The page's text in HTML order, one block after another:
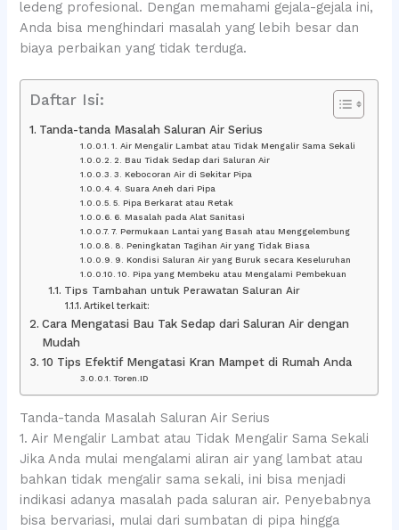
ledeng profesional. Dengan memahami gejala-gejala ini,
Anda bisa menghindari masalah yang lebih besar dan
biaya perbaikan yang tidak terduga.
Daftar Isi:
Tanda-tanda Masalah Saluran Air Serius
1. Air Mengalir Lambat atau Tidak Mengalir Sama Sekali
2. Bau Tidak Sedap dari Saluran Air
3. Kebocoran Air di Sekitar Pipa
4. Suara Aneh dari Pipa
5. Pipa Berkarat atau Retak
6. Masalah pada Alat Sanitasi
7. Permukaan Lantai yang Basah atau Menggelembung
8. Peningkatan Tagihan Air yang Tidak Biasa
9. Kondisi Saluran Air yang Buruk secara Keseluruhan
10. Pipa yang Membeku atau Mengalami Pembekuan
Tips Tambahan untuk Perawatan Saluran Air
Artikel terkait:
Cara Mengatasi Bau Tak Sedap dari Saluran Air dengan
Mudah
10 Tips Efektif Mengatasi Kran Mampet di Rumah Anda
Toren.ID
Tanda-tanda Masalah Saluran Air Serius
1. Air Mengalir Lambat atau Tidak Mengalir Sama Sekali
Jika Anda mulai mengalami aliran air yang lambat atau
bahkan tidak mengalir sama sekali, ini bisa menjadi
indikasi adanya masalah pada saluran air. Penyebabnya
bisa bervariasi, mulai dari sumbatan di pipa hingga